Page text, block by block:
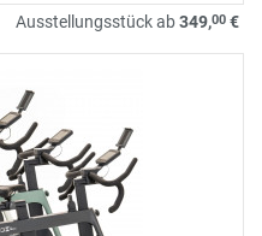
Ausstellungsstück ab349,00 €